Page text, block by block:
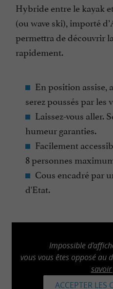
Hybride entre le kayak
(ou wave ski), importé
permettra de découvrir
rapidement.
En position assise,
serez poussés par les
Laissez-vous aller.
humeur garanties.
Facilement
8 personnes
Cous encadré par
d'Etat.
Impossible
vous vous êtes opposé au
ACCEPTER LES